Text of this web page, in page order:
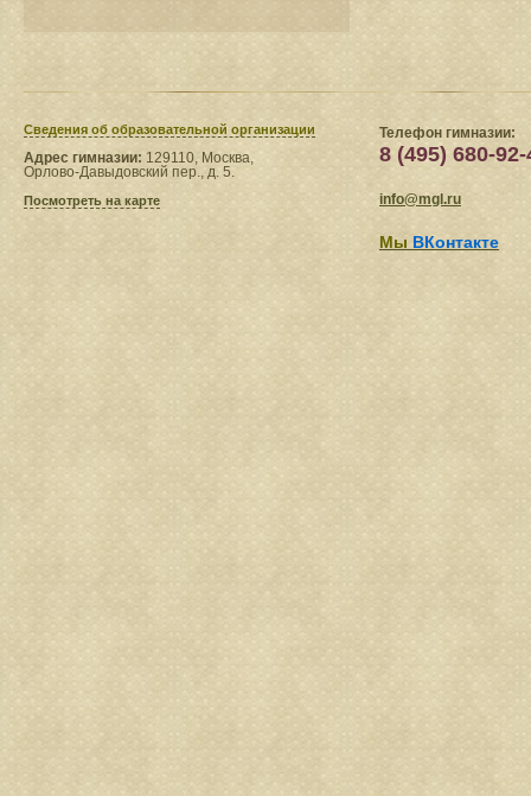
Сведения​ об образовательной организации
Адрес гимназии: 129110, Москва,
Орлово-Давыдовский пер., д. 5.
Посмотреть на карте
Телефон гимназии:
8 (495) 680-92-
info@mgl.ru
Мы ВКонтакте